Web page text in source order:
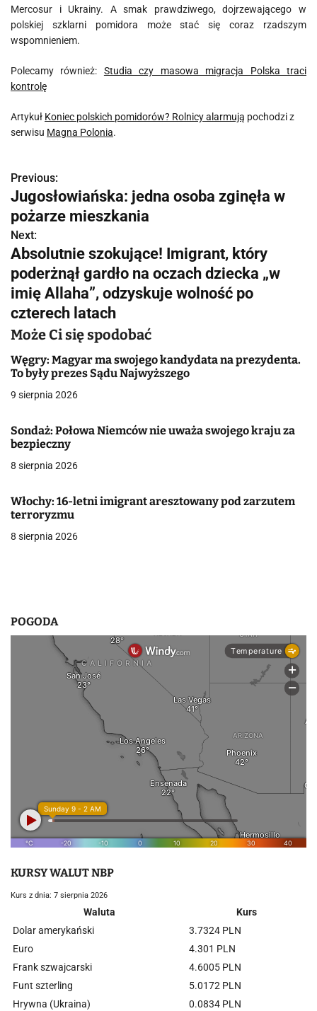
Mercosur i Ukrainy. A smak prawdziwego, dojrzewającego w
polskiej szklarni pomidora może stać się coraz rzadszym
wspomnieniem.
Polecamy również: Studia czy masowa migracja Polska traci
kontrolę
Artykuł Koniec polskich pomidorów? Rolnicy alarmują pochodzi z
serwisu Magna Polonia.
N
a
w
i
g
a
c
j
a
w
p
s
u
Previous:
Jugosłowiańska: jedna osoba zginęła w
pożarze mieszkania
Next:
Absolutnie szokujące! Imigrant, który
poderżnął gardło na oczach dziecka „w
imię Allaha”, odzyskuje wolność po
czterech latach
Może Ci się spodobać
Węgry: Magyar ma swojego kandydata na prezydenta.
To były prezes Sądu Najwyższego
9 sierpnia 2026
Sondaż: Połowa Niemców nie uważa swojego kraju za
bezpieczny
8 sierpnia 2026
Włochy: 16-letni imigrant aresztowany pod zarzutem
terroryzmu
8 sierpnia 2026
POGODA
KURSY WALUT NBP
Kurs z dnia: 7 sierpnia 2026
Waluta
Kurs
Dolar amerykański
3.7324 PLN
Euro
4.301 PLN
Frank szwajcarski
4.6005 PLN
Funt szterling
5.0172 PLN
Hrywna (Ukraina)
0.0834 PLN